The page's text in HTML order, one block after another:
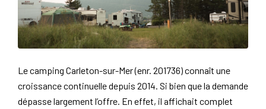
Le camping Carleton-sur-Mer (enr. 201736) connaît une
croissance continuelle depuis 2014. Si bien que la demande
dépasse largement l’offre. En effet, il affichait complet